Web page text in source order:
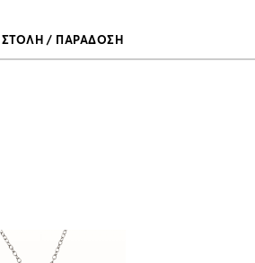
/ ΠΑΡΑΔΟΣΗ